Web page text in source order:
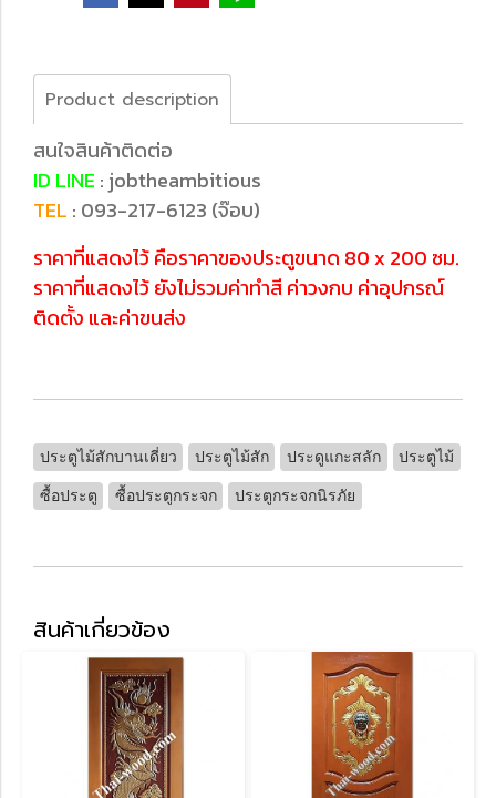
Product description
สนใจสินค้าติดต่อ
ID LINE : jobtheambitious
TEL : 093-217-6123 (จ๊อบ)
ราคาที่แสดงไว้ คือราคาของประตูขนาด 80 x 200 ซม.
ราคาที่แสดงไว้ ยังไม่รวมค่าทำสี ค่าวงกบ ค่าอุปกรณ์
ติดตั้ง และค่าขนส่ง
ประตูไม้สักบานเดี่ยว ประตูไม้สัก ประดูแกะสลัก ประตูไม้
ซื้อประตู ซื้อประตูกระจก ประตูกระจกนิรภัย
สินค้าเกี่ยวข้อง